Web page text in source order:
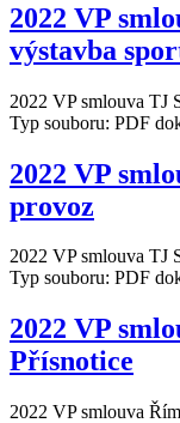
2022 VP
výstavba
2022 VP smlouva TJ
Typ souboru: PDF
2022 VP
provoz
2022 VP smlouva TJ
Typ souboru: PDF
2022 VP
Přísnotice
2022 VP smlouva